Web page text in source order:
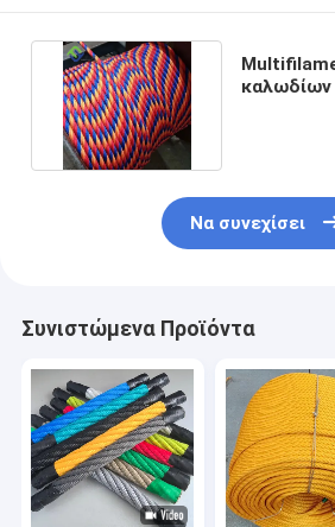
καλωδίων
Να συνεχίσει
Συνιστώμενα Προϊόντα